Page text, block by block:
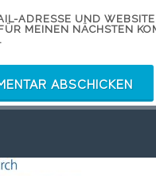
ADRESSE UND
MEINEN NÄCHSTEN